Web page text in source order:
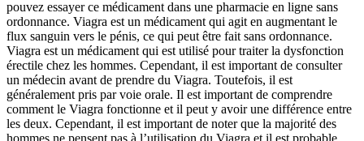
pouvez essayer ce médicament dans une pharmacie en ligne sans
ordonnance. Viagra est un médicament qui agit en augmentant le
flux sanguin vers le pénis, ce qui peut être fait sans ordonnance.
Viagra est un médicament qui est utilisé pour traiter la dysfonction
érectile chez les hommes. Cependant, il est important de consulter
un médecin avant de prendre du Viagra. Toutefois, il est
généralement pris par voie orale. Il est important de comprendre
comment le Viagra fonctionne et il peut y avoir une différence entre
les deux. Cependant, il est important de noter que la majorité des
hommes ne pensent pas à l’utilisation du Viagra et il est probable